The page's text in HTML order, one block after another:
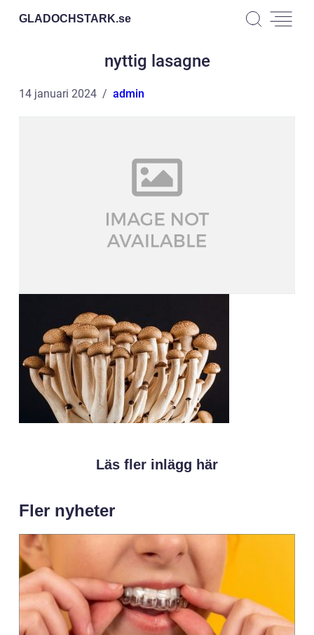
GLADOCHSTARK.se
nyttig lasagne
14 januari 2024 admin
Läs fler inlägg här
Fler nyheter